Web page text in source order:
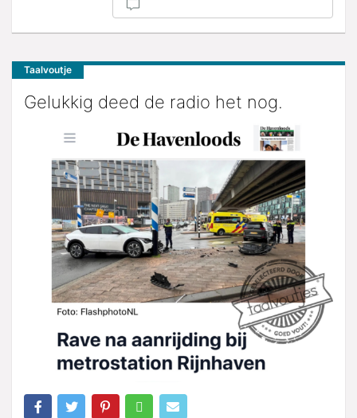
Taalvoutje
Gelukkig deed de radio het nog.